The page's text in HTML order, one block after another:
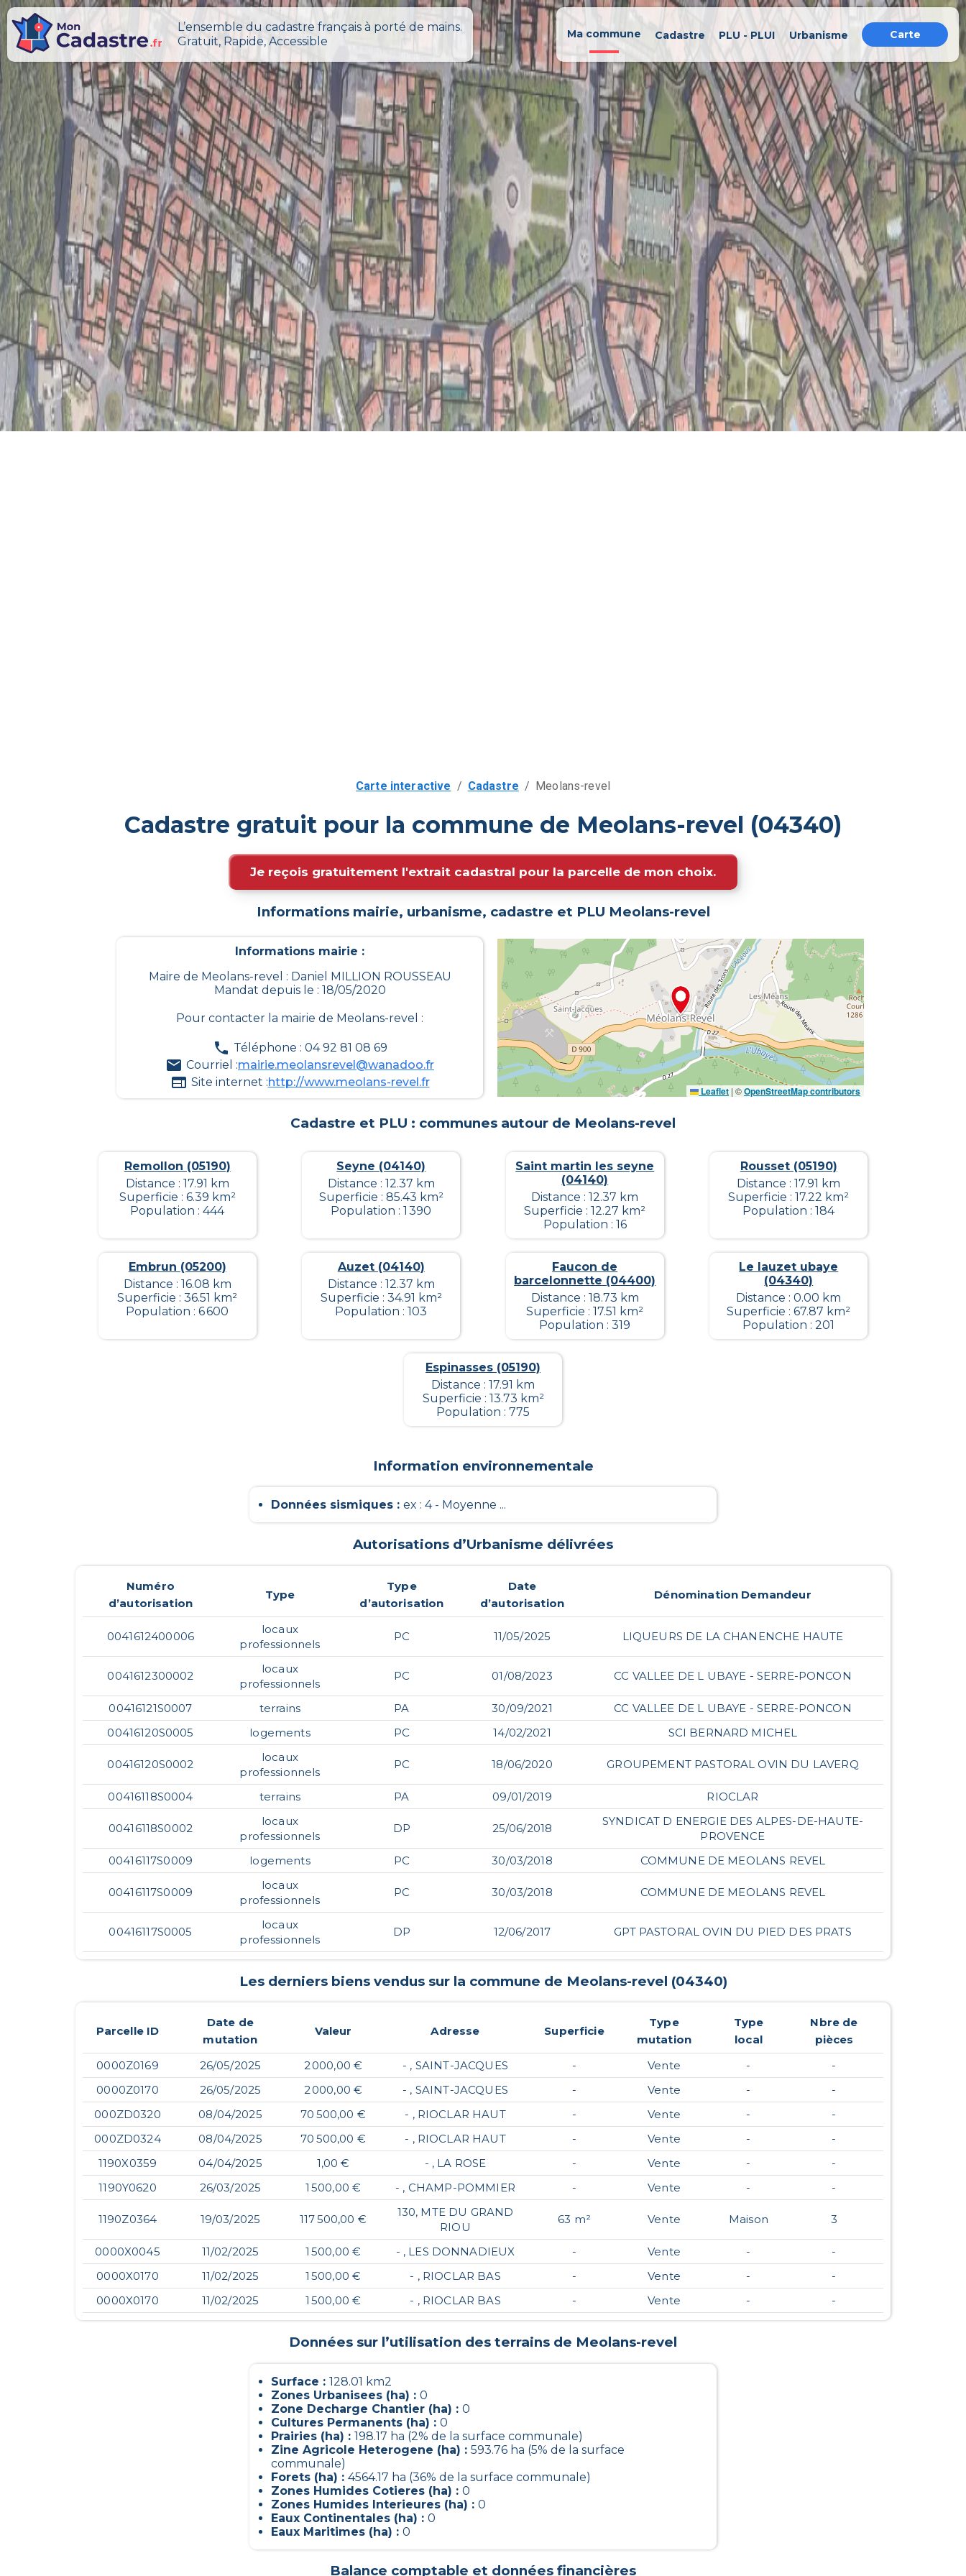
L’ensemble du cadastre français à porté de mains.
Gratuit, Rapide, Accessible
Ma commune Cadastre PLU - PLUI Urbanisme Carte
Carte interactive / Cadastre / Meolans-revel
Cadastre gratuit pour la commune de Meolans-revel (04340)
Je reçois gratuitement l'extrait cadastral pour la parcelle de mon choix.
Informations mairie, urbanisme, cadastre et PLU Meolans-revel
Informations mairie :
Maire de Meolans-revel : Daniel MILLION ROUSSEAU
Mandat depuis le : 18/05/2020
Pour contacter la mairie de Meolans-revel :
Téléphone : 04 92 81 08 69
Courriel :mairie.meolansrevel@wanadoo.fr
Site internet :http://www.meolans-revel.fr
Leaflet | ©OpenStreetMap contributors
Cadastre et PLU : communes autour de Meolans-revel
Remollon (05190)
Distance : 17.91 km
Superficie : 6.39 km²
Population : 444
Seyne (04140)
Distance : 12.37 km
Superficie : 85.43 km²
Population : 1 390
Saint martin les seyne
(04140)
Distance : 12.37 km
Superficie : 12.27 km²
Population : 16
Rousset (05190)
Distance : 17.91 km
Superficie : 17.22 km²
Population : 184
Embrun (05200)
Distance : 16.08 km
Superficie : 36.51 km²
Population : 6 600
Auzet (04140)
Distance : 12.37 km
Superficie : 34.91 km²
Population : 103
Faucon de
barcelonnette (04400)
Distance : 18.73 km
Superficie : 17.51 km²
Population : 319
Le lauzet ubaye
(04340)
Distance : 0.00 km
Superficie : 67.87 km²
Population : 201
Espinasses (05190)
Distance : 17.91 km
Superficie : 13.73 km²
Population : 775
Information environnementale
Données sismiques : ex : 4 - Moyenne ...
Autorisations d’Urbanisme délivrées
Numéro
d’autorisation
Type
Type
d’autorisation
Date
d’autorisation
Dénomination Demandeur
0041612400006
locaux
professionnels
PC 11/05/2025 LIQUEURS DE LA CHANENCHE HAUTE
0041612300002
locaux
professionnels
PC 01/08/2023 CC VALLEE DE L UBAYE - SERRE-PONCON
00416121S0007 terrains PA 30/09/2021
CC VALLEE DE L UBAYE - SERRE-PONCON
00416120S0005
logements PC 14/02/2021 SCI BERNARD MICHEL
00416120S0002
locaux
professionnels
PC 18/06/2020 GROUPEMENT PASTORAL OVIN DU LAVERQ
00416118S0004 terrains PA 09/01/2019 RIOCLAR
00416118S0002
locaux
professionnels
DP 25/06/2018
SYNDICAT D ENERGIE DES ALPES-DE-HAUTE-
PROVENCE
00416117S0009
logements PC 30/03/2018 COMMUNE DE MEOLANS REVEL
00416117S0009
locaux
professionnels
PC 30/03/2018 COMMUNE DE MEOLANS REVEL
00416117S0005
locaux
professionnels
DP 12/06/2017 GPT PASTORAL OVIN DU PIED DES PRATS
Les derniers biens vendus sur la commune de Meolans-revel (04340)
Parcelle ID
Date de
mutation
Valeur Adresse Superficie
Type
mutation
Type
local
Nbre de
pièces
0000Z0169
26/05/2025 2 000,00 € - , SAINT-JACQUES - Vente -
-
0000Z0170
26/05/2025 2 000,00 € - , SAINT-JACQUES - Vente -
-
000ZD0320
08/04/2025 70 500,00 € - , RIOCLAR HAUT - Vente -
-
000ZD0324
08/04/2025 70 500,00 € - , RIOCLAR HAUT - Vente -
-
1190X0359
04/04/2025 1,00 € - , LA ROSE - Vente -
-
1190Y0620
26/03/2025 1 500,00 € - , CHAMP-POMMIER - Vente - -
1190Z0364 19/03/2025 117 500,00 €
130, MTE DU GRAND
RIOU
63 m² Vente Maison 3
0000X0045 11/02/2025 1 500,00 € - , LES DONNADIEUX - Vente -
-
0000X0170
11/02/2025 1 500,00 € - , RIOCLAR BAS - Vente -
-
0000X0170
11/02/2025 1 500,00 € - , RIOCLAR BAS - Vente - -
Données sur l’utilisation des terrains de Meolans-revel
Surface : 128.01 km2
Zones Urbanisees (ha) : 0
Zone Decharge Chantier (ha) : 0
Cultures Permanents (ha) : 0
Prairies (ha) : 198.17 ha (2% de la surface communale)
Zine Agricole Heterogene (ha) : 593.76 ha (5% de la surface
communale)
Forets (ha) : 4564.17 ha (36% de la surface communale)
Zones Humides Cotieres (ha) : 0
Zones Humides Interieures (ha) : 0
Eaux Continentales (ha) : 0
Eaux Maritimes (ha) : 0
Balance comptable et données financières